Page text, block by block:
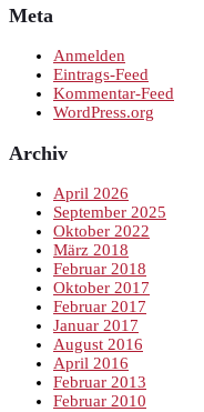
Meta
Anmelden
Eintrags-Feed
Kommentar-Feed
WordPress.org
Archiv
April 2026
September 2025
Oktober 2022
März 2018
Februar 2018
Oktober 2017
Februar 2017
Januar 2017
August 2016
April 2016
Februar 2013
Februar 2010